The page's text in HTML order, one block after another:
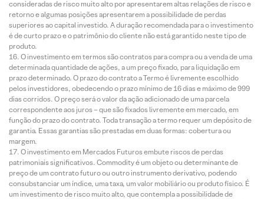
consideradas de risco muito alto por apresentarem altas relações de risco e
retorno e algumas posições apresentarem a possibilidade de perdas
superiores ao capital investido. A duração recomendada para o investimento
é de curto prazo e o patrimônio do cliente não está garantido neste tipo de
produto.
O investimento em termos são contratos para compra ou a venda de uma
determinada quantidade de ações, a um preço fixado, para liquidação em
prazo determinado. O prazo do contrato a Termo é livremente escolhido
pelos investidores, obedecendo o prazo mínimo de 16 dias e máximo de 999
dias corridos. O preço será o valor da ação adicionado de uma parcela
correspondente aos juros – que são fixados livremente em mercado, em
função do prazo do contrato. Toda transação a termo requer um depósito de
garantia. Essas garantias são prestadas em duas formas: cobertura ou
margem.
O investimento em Mercados Futuros embute riscos de perdas
patrimoniais significativos. Commodity é um objeto ou determinante de
preço de um contrato futuro ou outro instrumento derivativo, podendo
consubstanciar um índice, uma taxa, um valor mobiliário ou produto físico. É
um investimento de risco muito alto, que contempla a possibilidade de